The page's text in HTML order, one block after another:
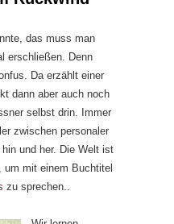
das muss man
erschließen. Denn
Da erzählt einer
dann aber auch noch
selbst drin. Immer
zwischen personaler
und her. Die Welt ist
um mit einem Buchtitel
zu sprechen..